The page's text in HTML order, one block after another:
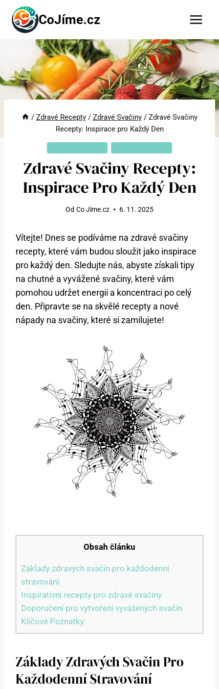
Přeskočit
obsah
CoJíme.cz
/ Zdravé Recepty / Zdravé Svačiny / Zdravé Svačiny
Recepty: Inspirace pro Každý Den
Zdravé Svačiny Recepty:
Inspirace Pro Každý Den
Od Co Jíme.cz 6. 11. 2025
Vítejte! Dnes se podíváme na ⁤zdravé svačiny
recepty, ⁤které vám budou sloužit jako inspirace
pro každý den. Sledujte nás, abyste ​získali⁤ tipy ​
na chutné a vyvážené svačiny, které vám
pomohou udržet energii a​ koncentraci ‌po celý
den. Připravte se na skvělé recepty ​a nové
nápady na svačiny, které si zamilujete!
Obsah článku
Základy zdravých svačin pro každodenní
stravování
Inspirativní recepty pro zdravé svačiny
Doporučení pro vytvoření vyvážených svačin
Klíčové⁢ Poznatky
Základy Zdravých Svačin Pro
Každodenní Stravování